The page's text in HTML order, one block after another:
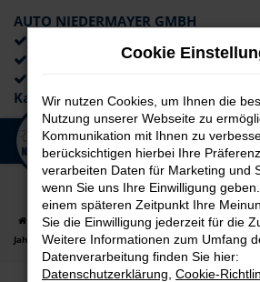
Zum
Hauptinhalt
springen
AUTO NIEDERMAYER GMBH
Lieferung an die Haustür
Kaufabwicklung
Startseite Augsburg Seat Seat Ibiza
Jahreswagen Top Angebote
Cookie
Wir nutzen Cookies, um Ihnen die
Nutzung unserer Webseite zu
Kommunikation mit Ihnen zu
berücksichtigen hierbei Ihre
verarbeiten Daten für Marketing und
wenn Sie uns Ihre Einwilligung
einem späteren Zeitpunkt Ihre
Sie die Einwilligung jederzeit für die
Weitere Informationen zum Umfang
Datenverarbeitung finden Sie hier:
Datenschutzerklärung Cookie-